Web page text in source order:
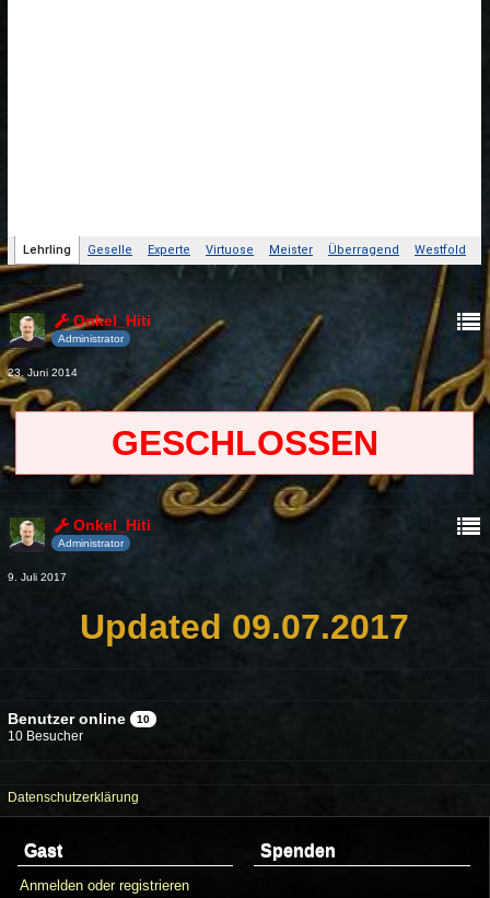
Onkel_Hiti
Administrator
23. Juni 2014
GESCHLOSSEN
Onkel_Hiti
Administrator
9. Juli 2017
Updated 09.07.2017
Benutzer online 10
10 Besucher
Datenschutzerklärung
Gast
Anmelden oder registrieren
Spenden